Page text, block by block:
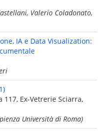
Valerio Coladonato,
IA e Data Visualization:
117, Ex-Vetrerie Sciarra,
Università di Roma)